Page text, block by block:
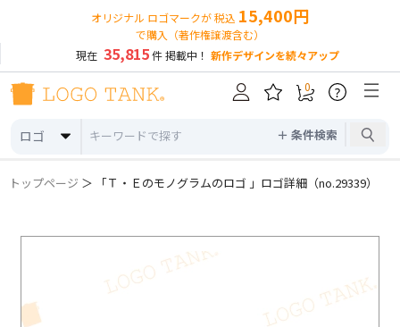
オリジナル ロゴマークが 税込 15,400円
で購入（著作権譲渡含む）
現在 35,815件 掲載中！ 新作デザインを続々アップ
ロゴ ＋ 条件検索
0 ?
トップページ ＞ 「Ｔ・Ｅのモノグラムのロゴ 」ロゴ詳細（no.29339）